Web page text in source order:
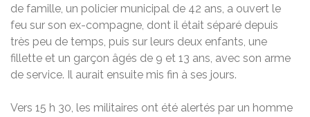
de famille, un policier municipal de 42 ans, a ouvert le
feu sur son ex-compagne, dont il était séparé depuis
très peu de temps, puis sur leurs deux enfants, une
fillette et un garçon âgés de 9 et 13 ans, avec son arme
de service. Il aurait ensuite mis fin à ses jours.
Vers 15 h 30, les militaires ont été alertés par un homme